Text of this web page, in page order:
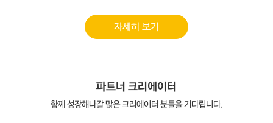
자세히 보기
파트너 크리에이터
함께 성장해나갈 많은 크리에이터 분들을 기다립니다.